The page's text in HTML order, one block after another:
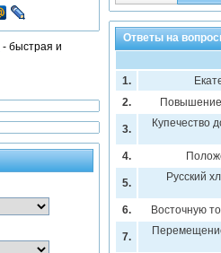
Ответы на
1.
2.
Повышение
3. Купечество
4.
5. Русский
6. Восточную
7.
- быстрая и